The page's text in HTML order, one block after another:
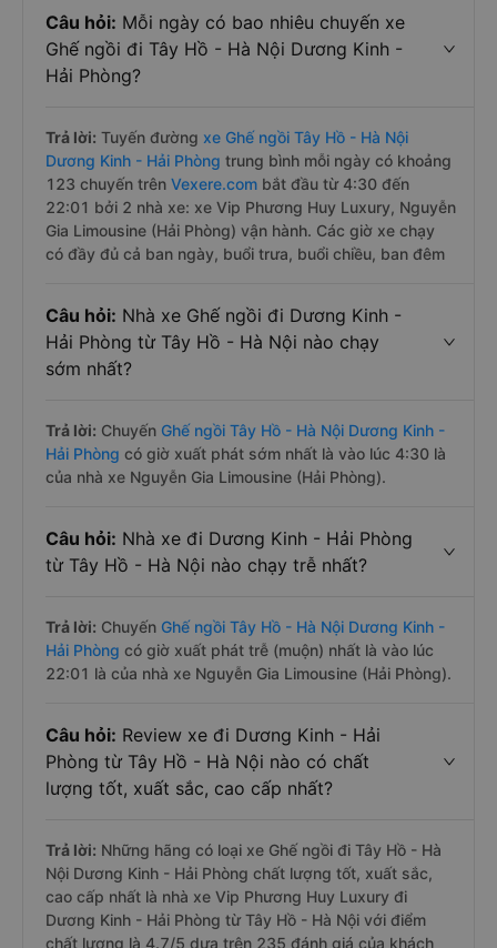
Câu hỏi: Mỗi ngày có bao nhiêu chuyến xe
Ghế ngồi đi Tây Hồ - Hà Nội Dương Kinh -
Hải Phòng?
Trả lời: Tuyến đường xe Ghế ngồi Tây Hồ - Hà Nội
Dương Kinh - Hải Phòng trung bình mỗi ngày có khoảng
123 chuyến trên Vexere.com bắt đầu từ 4:30 đến
22:01 bởi 2 nhà xe: xe Vip Phương Huy Luxury, Nguyễn
Gia Limousine (Hải Phòng) vận hành. Các giờ xe chạy
có đầy đủ cả ban ngày, buổi trưa, buổi chiều, ban đêm
Câu hỏi: Nhà xe Ghế ngồi đi Dương Kinh -
Hải Phòng từ Tây Hồ - Hà Nội nào chạy
sớm nhất?
Trả lời: Chuyến Ghế ngồi Tây Hồ - Hà Nội Dương Kinh -
Hải Phòng có giờ xuất phát sớm nhất là vào lúc 4:30 là
của nhà xe Nguyễn Gia Limousine (Hải Phòng).
Câu hỏi: Nhà xe đi Dương Kinh - Hải Phòng
từ Tây Hồ - Hà Nội nào chạy trễ nhất?
Trả lời: Chuyến Ghế ngồi Tây Hồ - Hà Nội Dương Kinh -
Hải Phòng có giờ xuất phát trễ (muộn) nhất là vào lúc
22:01 là của nhà xe Nguyễn Gia Limousine (Hải Phòng).
Câu hỏi: Review xe đi Dương Kinh - Hải
Phòng từ Tây Hồ - Hà Nội nào có chất
lượng tốt, xuất sắc, cao cấp nhất?
Trả lời: Những hãng có loại xe Ghế ngồi đi Tây Hồ - Hà
Nội Dương Kinh - Hải Phòng chất lượng tốt, xuất sắc,
cao cấp nhất là nhà xe Vip Phương Huy Luxury đi
Dương Kinh - Hải Phòng từ Tây Hồ - Hà Nội với điểm
chất lượng là 4.7/5 dựa trên 235 đánh giá của khách